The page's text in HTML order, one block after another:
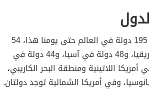
هل تعلم أنه يوجد 195 دولة في العالم حتى يومنا هذا، 54
دولة منهم في أفريقيا، و48 دولة في آسيا، و44 دولة في
دولة في أمريكا اللاتينية ومنطقة البحر الكاريبي،